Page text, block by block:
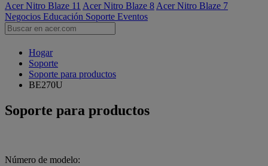
Acer Nitro Blaze 11 Acer Nitro Blaze 8 Acer Nitro Blaze 7
Negocios Educación Soporte Eventos
Hogar
Soporte
Soporte para productos
BE270U
Soporte para productos
Número de modelo: